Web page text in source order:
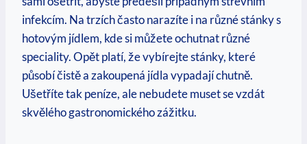
infekcím. Na trzích často‍ narazíte i‍ na různé stánky s
hotovým⁤ jídlem, kde si můžete​ ochutnat​ různé
speciality. Opět⁣ platí, že vybírejte‌ stánky, které
působí čistě⁢ a zakoupená‌ jídla vypadají chutně.
Ušetříte⁢ tak peníze, ale nebudete muset se vzdát
skvělého⁢ gastronomického ⁢zážitku.